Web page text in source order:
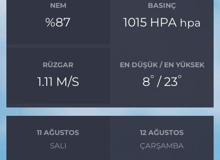
NEM
%87
BASINÇ
1015 HPA hpa
RÜZGAR
1.11 M/S
EN DÜŞÜK / EN YÜKSEK
8° / 23°
11 AĞUSTOS
SALI
12 AĞUSTOS
ÇARŞAMBA